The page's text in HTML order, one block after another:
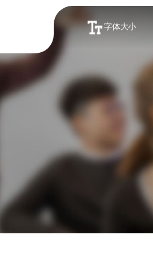
字体大小